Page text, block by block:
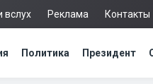
вслух Реклама Контакты
Политика Президент